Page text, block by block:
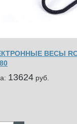
ВЕСЫ
13624 pуб.